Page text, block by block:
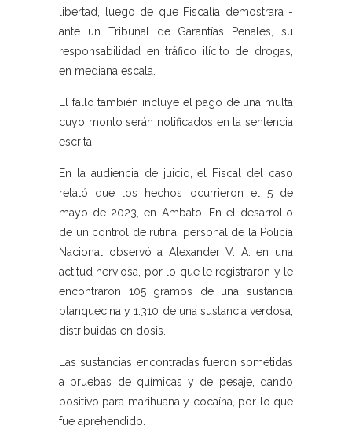
libertad, luego de que Fiscalía demostrara -
ante un Tribunal de Garantías Penales, su
responsabilidad en tráfico ilícito de drogas,
en mediana escala.
El fallo también incluye el pago de una multa
cuyo monto serán notificados en la sentencia
escrita.
En la audiencia de juicio, el Fiscal del caso
relató que los hechos ocurrieron el 5 de
mayo de 2023, en Ambato. En el desarrollo
de un control de rutina, personal de la Policía
Nacional observó a Alexander V. A. en una
actitud nerviosa, por lo que le registraron y le
encontraron 105 gramos de una sustancia
blanquecina y 1.310 de una sustancia verdosa,
distribuidas en dosis.
Las sustancias encontradas fueron sometidas
a pruebas de químicas y de pesaje, dando
positivo para marihuana y cocaína, por lo que
fue aprehendido.